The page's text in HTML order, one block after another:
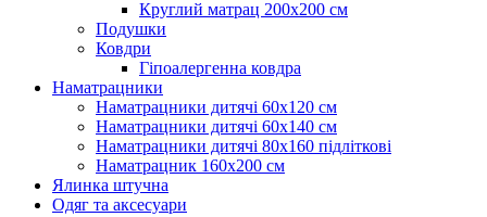
Круглий матрац 200х200 см
Подушки
Ковдри
Гіпоалергенна ковдра
Наматрацники
Наматрацники дитячі 60х120 см
Наматрацники дитячі 60х140 см
Наматрацники дитячі 80х160 підліткові
Наматрацник 160х200 см
Ялинка штучна
Одяг та аксесуари